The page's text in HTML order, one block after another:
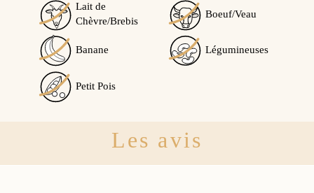
Lait de
Chèvre/Brebis
Boeuf/Veau
Banane Légumineuses
Petit Pois
Les avis